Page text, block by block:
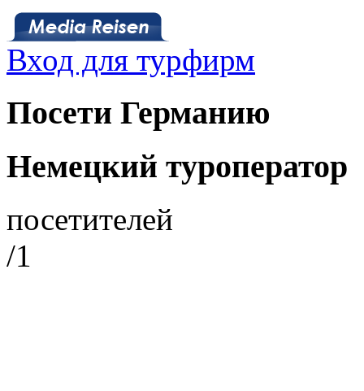
Вход для турфирм
Посети Германию
Немецкий туроператор
посетителей
/1